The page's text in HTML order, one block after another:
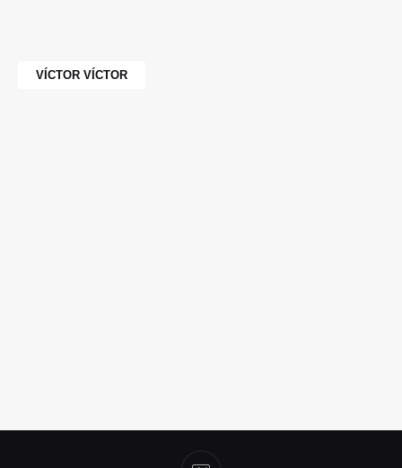
VÍCTOR VÍCTOR